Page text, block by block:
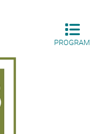
PROGRAM